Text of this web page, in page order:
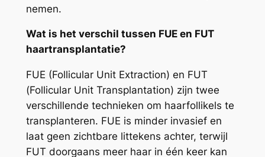
nemen.
Wat is het verschil tussen FUE en FUT
haartransplantatie?
FUE (Follicular Unit Extraction) en FUT
(Follicular Unit Transplantation) zijn twee
verschillende technieken om haarfollikels te
transplanteren. FUE is minder invasief en
laat geen zichtbare littekens achter, terwijl
FUT doorgaans meer haar in één keer kan